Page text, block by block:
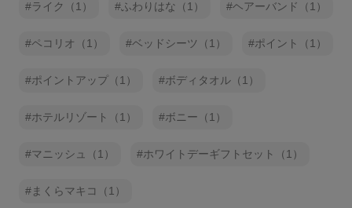
ライク（1） ふわりはな（1） ヘアーバンド（1）
ペコリオ（1） ベッドシーツ（1） ポイント（1）
ポイントアップ（1） ボディタオル（1）
ホテルリゾート（1） ボニー（1）
マニッシュ（1） ホワイトデーギフトセット（1）
まくらマキコ（1）